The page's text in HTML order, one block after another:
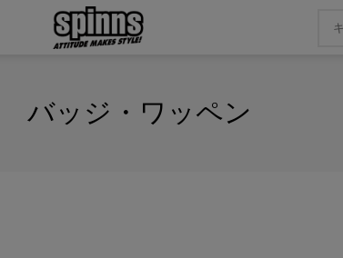
バッジ・ワッペン